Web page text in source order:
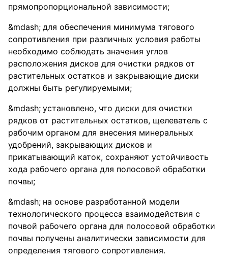
прямопропорциональной зависимости;
для обеспечения минимума тягового
сопротивления при различных условия работы
необходимо соблюдать значения углов
расположения дисков для очистки рядков от
растительных остатков и закрывающие диски
должны быть регулируемыми;
установлено, что диски для очистки
рядков от растительных остатков, щелеватель с
рабочим органом для внесения минеральных
удобрений, закрывающих дисков и
прикатывающий каток, сохраняют устойчивость
хода рабочего органа для полосовой обработки
почвы;
на основе разработанной модели
технологического процесса взаимодействия с
почвой рабочего органа для полосовой обработки
почвы получены аналитически зависимости для
определения тягового сопротивления.